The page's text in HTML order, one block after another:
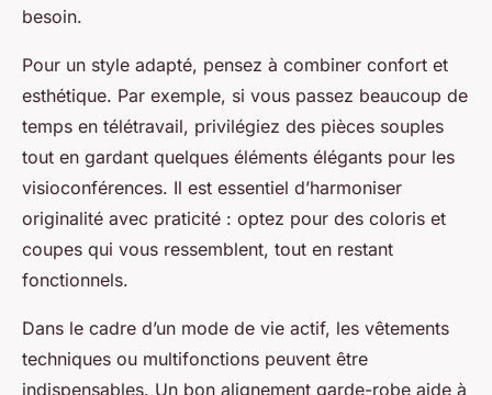
besoin.
Pour un style adapté, pensez à combiner confort et
esthétique. Par exemple, si vous passez beaucoup de
temps en télétravail, privilégiez des pièces souples
tout en gardant quelques éléments élégants pour les
visioconférences. Il est essentiel d’harmoniser
originalité avec praticité : optez pour des coloris et
coupes qui vous ressemblent, tout en restant
fonctionnels.
Dans le cadre d’un mode de vie actif, les vêtements
techniques ou multifonctions peuvent être
indispensables. Un bon alignement garde-robe aide à